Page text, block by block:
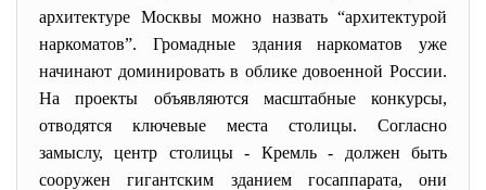
архитектуре Москвы можно назвать “архитектурой
наркоматов”. Громадные здания наркоматов уже
начинают доминировать в облике довоенной России.
На проекты объявляются масштабные конкурсы,
отводятся ключевые места столицы. Согласно
замыслу, центр столицы - Кремль - должен быть
сооружен гигантским зданием госаппарата, они